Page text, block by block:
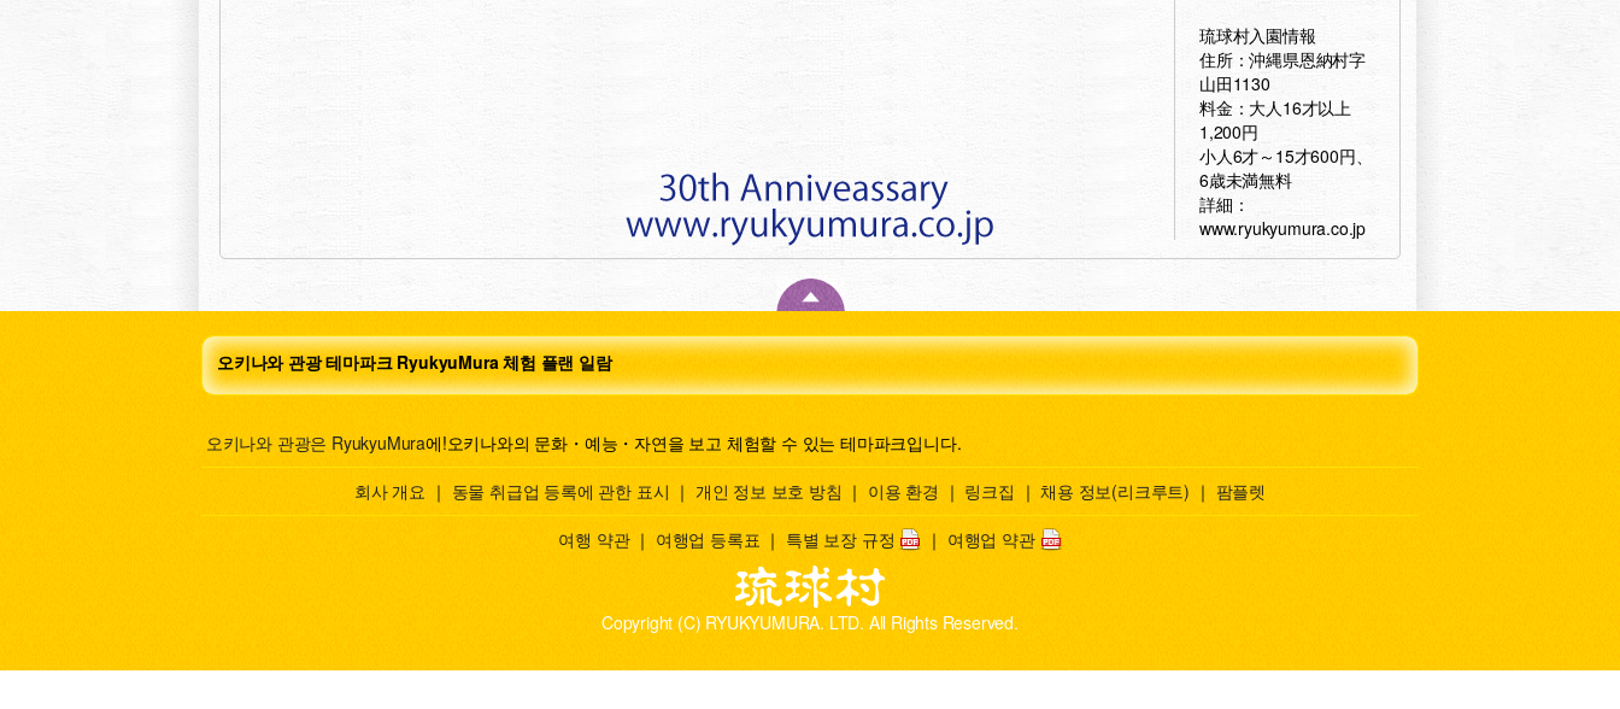
琉球村入園情報
住所：沖縄県恩納村字
山田1130
料金：大人16才以上
1,200円
小人6才～15才600円、
6歳未満無料
詳細：
www.ryukyumura.co.jp
오키나와 관광 테마파크 RyukyuMura 체험 플랜 일람
오키나와 관광은 RyukyuMura에!오키나와의 문화・예능・자연을 보고 체험할 수 있는 테마파크입니다.
회사 개요 ｜ 동물 취급업 등록에 관한 표시 ｜ 개인 정보 보호 방침 ｜ 이용 환경 ｜ 링크집 ｜ 채용 정보(리크루트) ｜ 팜플렛
여행 약관 ｜ 여행업 등록표 ｜ 특별 보장 규정 ｜ 여행업 약관
Copyright (C) RYUKYUMURA. LTD. All Rights Reserved.